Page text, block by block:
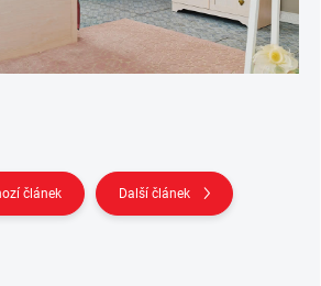
článek Další článek